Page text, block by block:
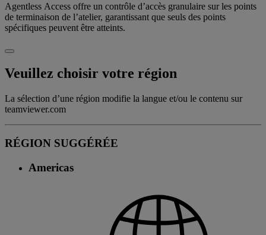
Agentless Access offre un contrôle d’accès granulaire sur les points
de terminaison de l’atelier, garantissant que seuls des points
spécifiques peuvent être atteints.
Veuillez choisir votre région
La sélection d’une région modifie la langue et/ou le contenu sur
teamviewer.com
RÉGION SUGGÉRÉE
Americas